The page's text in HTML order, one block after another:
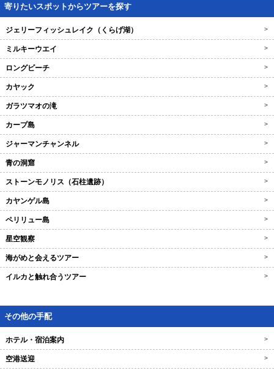
寄りたいスポットからツアーを探す
ジェリーフィッシュレイク（くらげ湖） >
ミルキーウエイ >
ロングビーチ >
カヤック >
ガラツマオの滝 >
カープ島 >
ジャーマンチャンネル >
青の洞窟 >
ストーンモノリス（石柱遺跡） >
カヤンゲル島 >
ペリリュー島 >
星空観察 >
海がめと会えるツアー >
イルカと触れ合うツアー >
その他の手配
ホテル・宿泊案内 >
空港送迎 >